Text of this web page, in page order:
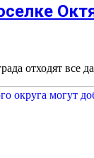
отходят все